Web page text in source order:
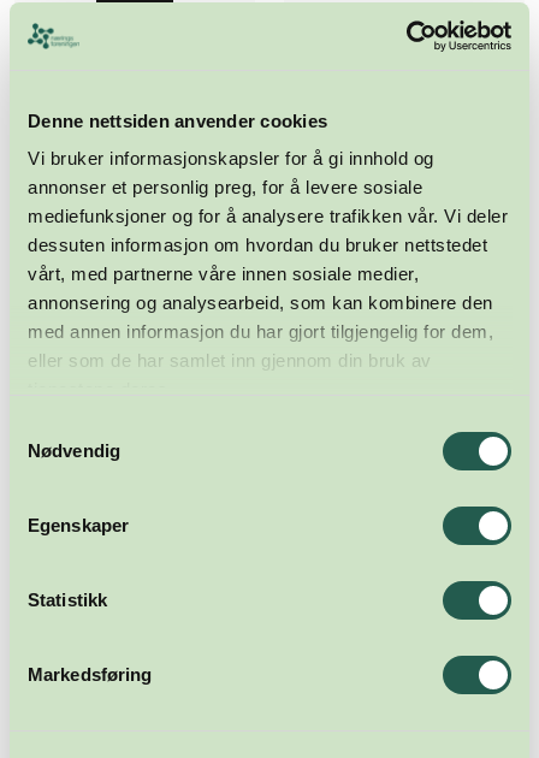
Denne nettsiden anvender cookies
Vi bruker informasjonskapsler for å gi innhold og
annonser et personlig preg, for å levere sosiale
mediefunksjoner og for å analysere trafikken vår. Vi deler
dessuten informasjon om hvordan du bruker nettstedet
vårt, med partnerne våre innen sosiale medier,
annonsering og analysearbeid, som kan kombinere den
med annen informasjon du har gjort tilgjengelig for dem,
eller som de har samlet inn gjennom din bruk av
Nødvendig
Egenskaper
Statistikk
Markedsføring